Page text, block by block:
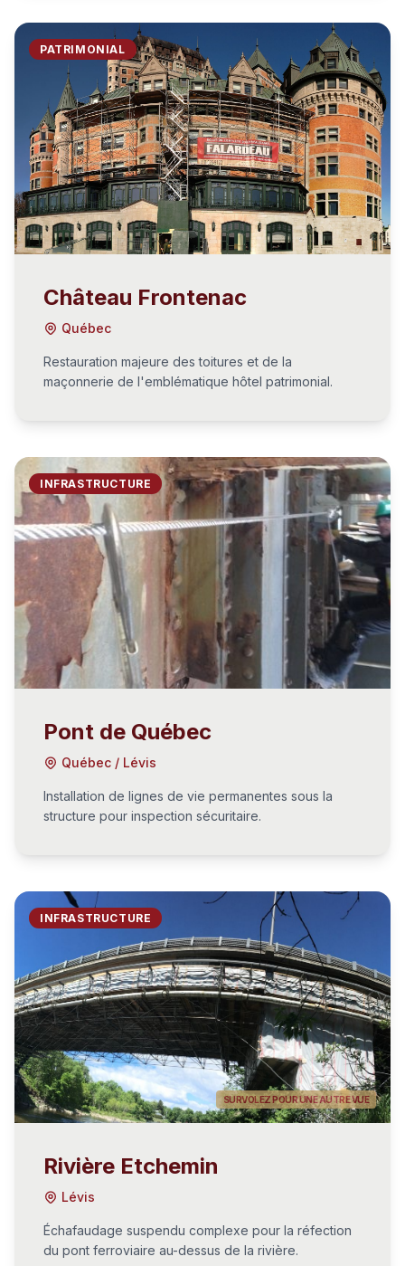
PATRIMONIAL
Château Frontenac
Québec
Restauration majeure des toitures et de la
maçonnerie de l'emblématique hôtel patrimonial.
INFRASTRUCTURE
Pont de Québec
Québec / Lévis
Installation de lignes de vie permanentes sous la
structure pour inspection sécuritaire.
INFRASTRUCTURE
SURVOLEZ POUR UNE AUTRE VUE
Rivière Etchemin
Lévis
Échafaudage suspendu complexe pour la réfection
du pont ferroviaire au-dessus de la rivière.